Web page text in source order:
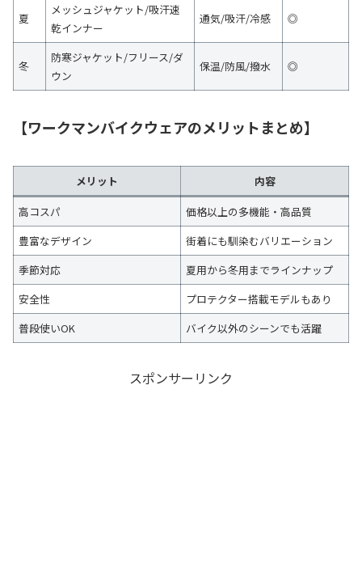
夏
メッシュジャケット/吸汗速
乾インナー
通気/吸汗/冷感 ◎
冬
防寒ジャケット/フリース/ダ
ウン
保温/防風/撥水 ◎
【ワークマンバイクウェアのメリットまとめ】
メリット
内容
高コスパ
価格以上の多機能・高品質
豊富なデザイン
街着にも馴染むバリエーション
季節対応
夏用から冬用までラインナップ
安全性
プロテクター搭載モデルもあり
普段使いOK
バイク以外のシーンでも活躍
スポンサーリンク